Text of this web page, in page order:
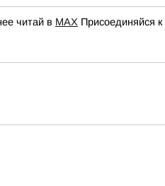
читай в МАХ Присоединяйся к